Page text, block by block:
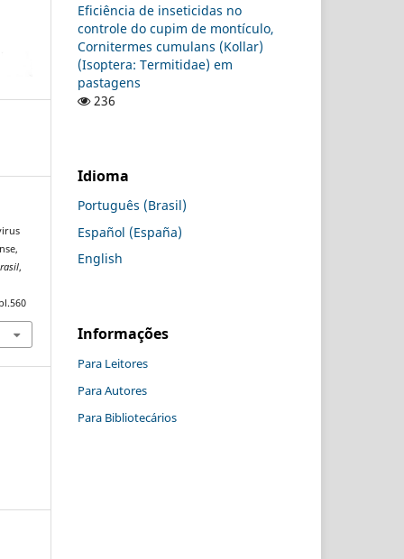
,
Eficiência de inseticidas no
controle do cupim de montículo,
Cornitermes cumulans (Kollar)
(Isoptera: Termitidae) em
pastagens
236
Idioma
Português (Brasil)
Español (España)
English
Informações
Para Leitores
Para Autores
Para Bibliotecários